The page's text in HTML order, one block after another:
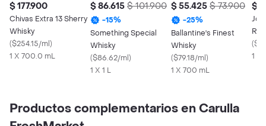
$ 177.900
Chivas Extra 13 Sherry
Whisky
($254.15/ml)
1 X 700.0 mL
$ 86.615 $ 101.900
-15%
Something Special
Whisky
($86.62/ml)
1 X 1 L
$ 55.425 $ 73.900
-25%
Ballantine's Finest
Whisky
($79.18/ml)
1 X 700 mL
$
(
1 X
Productos complementarios en Carulla